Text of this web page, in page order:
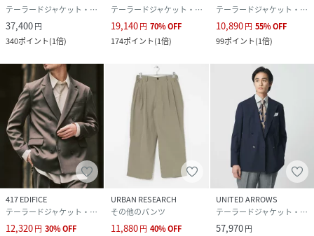
テーラードジャケット・ブレザー
37,400円
340ポイント(1倍)
テーラードジャケット・ブレザー
19,140円 70%OFF
174ポイント(1倍)
テーラードジャケット・ブレザー
10,890円 55%OFF
99ポイント(1倍)
417 EDIFICE
テーラードジャケット・ブレザー
12,320円 30%OFF
URBAN RESEARCH
その他のパンツ
11,880円 40%OFF
UNITED ARROWS
テーラードジャケット・ブレザー
57,970円